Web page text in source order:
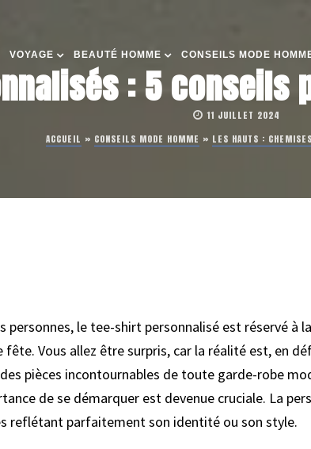
VOYAGE BEAUTÉ HOMME CONSEILS MODE
: 5 conseils
11 JUILLET 2024
ACCUEIL » CONSEILS MODE HOMME » LES HAUTS :
personnes, le tee-shirt personnalisé est réservé à
fête. Vous allez être surpris, car la réalité est, en
pièces incontournables de toute garde-robe
de se démarquer est devenue cruciale. La
reflétant parfaitement son identité ou son style.